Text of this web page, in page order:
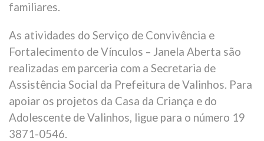
familiares.
As atividades do Serviço de Convivência e
Fortalecimento de Vínculos – Janela Aberta são
realizadas em parceria com a Secretaria de
Assistência Social da Prefeitura de Valinhos. Para
apoiar os projetos da Casa da Criança e do
Adolescente de Valinhos, ligue para o número 19
3871-0546.